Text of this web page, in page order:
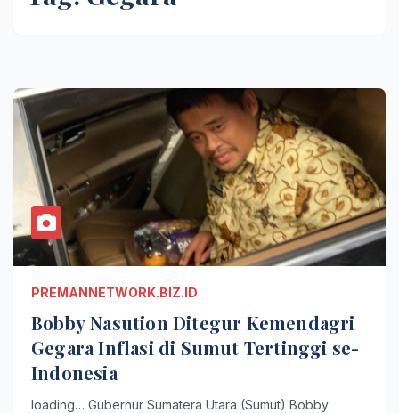
PREMANNETWORK.BIZ.ID
Bobby Nasution Ditegur Kemendagri
Gegara Inflasi di Sumut Tertinggi se-
Indonesia
loading… Gubernur Sumatera Utara (Sumut) Bobby